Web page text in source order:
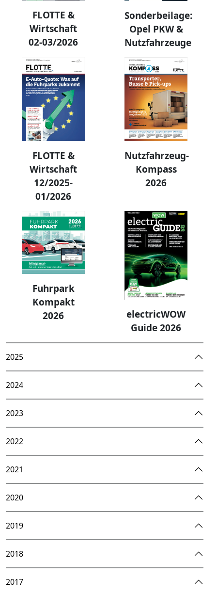
FLOTTE &
Wirtschaft
02-03/2026
Sonderbeilage:
Opel PKW &
Nutzfahrzeuge
FLOTTE &
Wirtschaft
12/2025-
01/2026
Nutzfahrzeug-
Kompass
2026
Fuhrpark
Kompakt
2026
electricWOW
Guide 2026
2025
2024
2023
2022
2021
2020
2019
2018
2017